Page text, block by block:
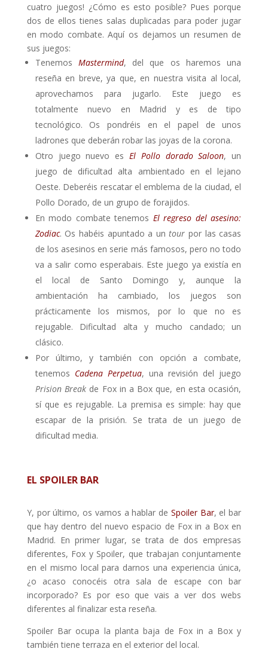
cuatro juegos! ¿Cómo es esto posible? Pues porque
dos de ellos tienes salas duplicadas para poder jugar
en modo combate. Aquí os dejamos un resumen de
sus juegos:
TenemosMastermind, del que os haremos una
reseña en breve, ya que, en nuestra visita al local,
aprovechamos para jugarlo. Este juego es
totalmente nuevo en Madrid y es de tipo
tecnológico. Os pondréis en el papel de unos
ladrones que deberán robar las joyas de la corona.
Otro juego nuevo es El Pollo dorado Saloon, un
juego de dificultad alta ambientado en el lejano
Oeste. Deberéis rescatar el emblema de la ciudad, el
Pollo Dorado, de un grupo de forajidos.
En modo combate tenemos El regreso del asesino:
Zodiac. Os habéis apuntado a untour por las casas
de los asesinos en serie más famosos, pero no todo
va a salir como esperabais. Este juego ya existía en
el local de Santo Domingo y, aunque la
ambientación ha cambiado, los juegos son
prácticamente los mismos, por lo que no es
rejugable. Dificultad alta y mucho candado; un
clásico.
Por último, y también con opción a combate,
tenemos Cadena Perpetua, una revisión del juego
Prision Break de Fox in a Box que, en esta ocasión,
sí que es rejugable. La premisa es simple: hay que
escapar de la prisión. Se trata de un juego de
dificultad media.
EL SPOILER BAR
Y, por último, os vamos a hablar de Spoiler Bar, el bar
que hay dentro del nuevo espacio de Fox in a Box en
Madrid. En primer lugar, se trata de dos empresas
diferentes, Fox y Spoiler, que trabajan conjuntamente
en el mismo local para darnos una experiencia única,
¿o acaso conocéis otra sala de escape con bar
incorporado? Es por eso que vais a ver dos webs
diferentes al finalizar esta reseña.
Spoiler Bar ocupa la planta baja de Fox in a Box y
también tiene terraza en el exterior del local.